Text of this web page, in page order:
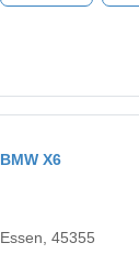
BMW X6
Essen, 45355